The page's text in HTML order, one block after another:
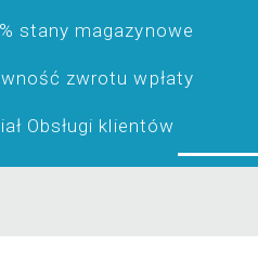
stany magazynowe
zwrotu wpłaty
Obsługi klientów